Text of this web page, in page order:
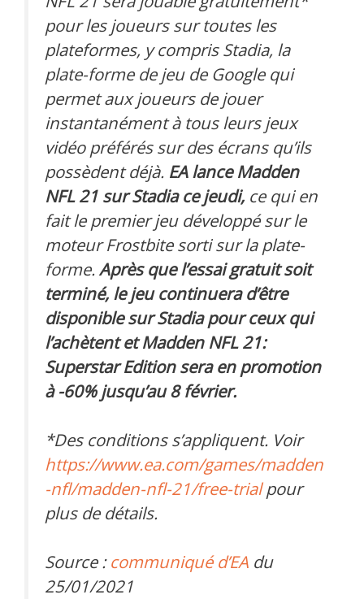
pour les joueurs sur toutes les
plateformes, y compris Stadia, la
plate-forme de jeu de Google qui
permet aux joueurs de jouer
instantanément à tous leurs jeux
vidéo préférés sur des écrans qu’ils
possèdent déjà. EA lance Madden
NFL 21 sur Stadia ce jeudi, ce qui en
fait le premier jeu développé sur le
moteur Frostbite sorti sur la plate-
forme.Après que l’essai gratuit soit
terminé, le jeu continuera d’être
disponible sur Stadia pour ceux qui
l’achètent et Madden NFL 21:
Superstar Edition sera en promotion
à -60% jusqu’au 8 février.
*Des conditions s’appliquent. Voir
https://www.ea.com/games/madden
-nfl/madden-nfl-21/free-trialpour
plus de détails.
Source :communiqué d’EA du
25/01/2021